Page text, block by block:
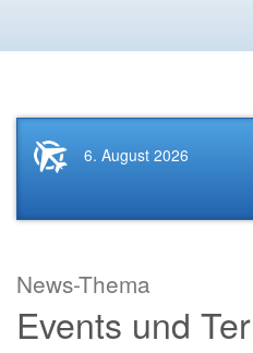
Startseite
News.Tourismus.com
6. August 2026
News-Thema
Events und